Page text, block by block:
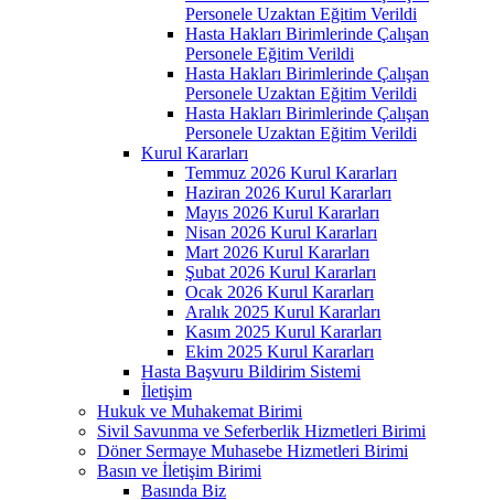
Personele Uzaktan Eğitim Verildi
Hasta Hakları Birimlerinde Çalışan
Personele Eğitim Verildi
Hasta Hakları Birimlerinde Çalışan
Personele Uzaktan Eğitim Verildi
Hasta Hakları Birimlerinde Çalışan
Personele Uzaktan Eğitim Verildi
Kurul Kararları
Temmuz 2026 Kurul Kararları
Haziran 2026 Kurul Kararları
Mayıs 2026 Kurul Kararları
Nisan 2026 Kurul Kararları
Mart 2026 Kurul Kararları
Şubat 2026 Kurul Kararları
Ocak 2026 Kurul Kararları
Aralık 2025 Kurul Kararları
Kasım 2025 Kurul Kararları
Ekim 2025 Kurul Kararları
Hasta Başvuru Bildirim Sistemi
İletişim
Hukuk ve Muhakemat Birimi
Sivil Savunma ve Seferberlik Hizmetleri Birimi
Döner Sermaye Muhasebe Hizmetleri Birimi
Basın ve İletişim Birimi
Basında Biz